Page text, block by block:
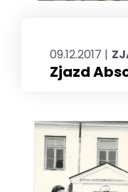
09.12.2017 |
Zjazd